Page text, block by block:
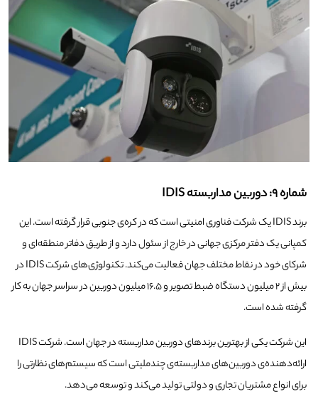
شماره ۹: دوربین مداربسته IDIS
برند IDIS یک شرکت فناوری امنیتی است که در کره‌ی جنوبی قرار گرفته است. این
کمپانی یک دفتر مرکزی جهانی در خارج از سئول دارد و از طریق دفاتر منطقه‌ای و
شرکای خود در نقاط مختلف جهان فعالیت می‌کند. تکنولوژی‌های شرکت IDIS در
بیش از ۲ میلیون دستگاه ضبط تصویر و ۱۶.۵ میلیون دوربین در سراسر جهان به کار
گرفته شده است.
این شرکت یکی از بهترین برندهای دوربین مداربسته در جهان است. شرکت IDIS
ارائه‌دهنده‌ی دوربین‌های مداربسته‌ی چندملیتی است که سیستم‌های نظارتی را
برای انواع مشتریان تجاری و دولتی تولید می‌کند و توسعه می‌دهد.